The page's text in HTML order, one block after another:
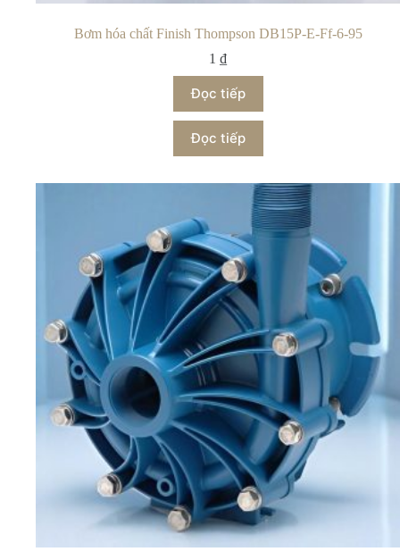
Bơm hóa chất Finish Thompson DB15P-E-Ff-6-95
1 ₫
Đọc tiếp
Đọc tiếp